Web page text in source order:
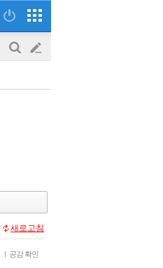
off
검
글
쓰
새로고침
| 공감 확인